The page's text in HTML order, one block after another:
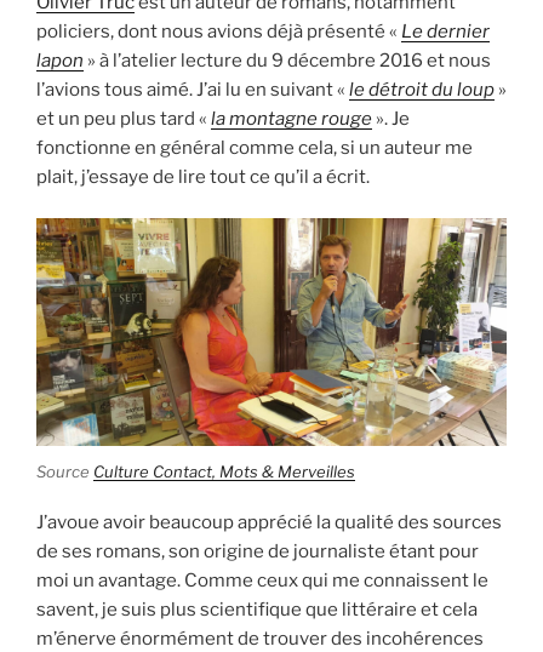
policiers, dont nous avions déjà présenté « Le dernier
lapon » à l’atelier lecture du 9 décembre 2016 et nous
l’avions tous aimé. J’ai lu en suivant « le détroit du loup »
et un peu plus tard « la montagne rouge ». Je
fonctionne en général comme cela, si un auteur me
plait, j’essaye de lire tout ce qu’il a écrit.
Source Culture Contact, Mots & Merveilles
J’avoue avoir beaucoup apprécié la qualité des sources
de ses romans, son origine de journaliste étant pour
moi un avantage. Comme ceux qui me connaissent le
savent, je suis plus scientifique que littéraire et cela
m’énerve énormément de trouver des incohérences